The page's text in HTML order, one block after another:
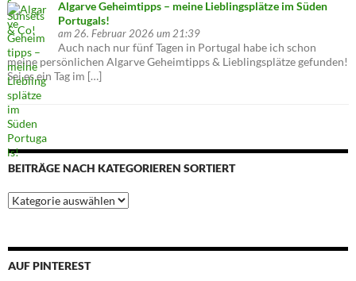
Algarve Geheimtipps – meine Lieblingsplätze im Süden
Portugals!
am 26. Februar 2026 um 21:39
Auch nach nur fünf Tagen in Portugal habe ich schon
meine persönlichen Algarve Geheimtipps & Lieblingsplätze gefunden!
Sei es ein Tag im […]
BEITRÄGE NACH KATEGORIEREN SORTIERT
Beiträge
nach
AUF PINTEREST